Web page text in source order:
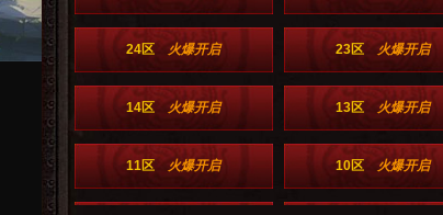
24区 火爆开启 23区 火爆开启
14区 火爆开启 13区 火爆开启
11区 火爆开启 10区 火爆开启